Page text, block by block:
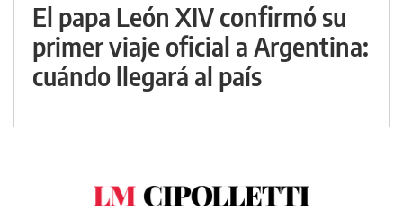
El papa León XIV confirmó su
primer viaje oficial a Argentina:
cuándo llegará al país